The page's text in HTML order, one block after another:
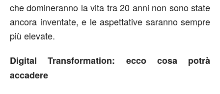
che domineranno la vita tra 20 anni non sono state
ancora inventate, e le aspettative saranno sempre
più elevate.
Digital Transformation: ecco cosa potrà
accadere